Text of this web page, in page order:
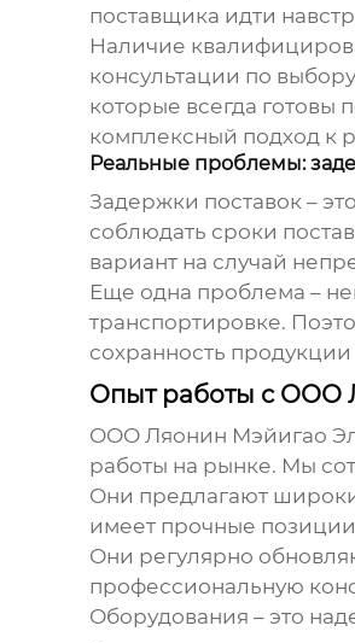
поставщика идти
Наличие
консультации по
которые всегда
комплексный подход к
Реальные проблемы:
Задержки поставок –
соблюдать сроки
вариант на случай
Еще одна проблема –
транспортировке.
сохранность
Опыт работы с ООО
ООО Ляонин Мэйигао
работы на рынке. Мы
Они предлагают
имеет прочные
Они регулярно
профессиональную
Оборудования – это